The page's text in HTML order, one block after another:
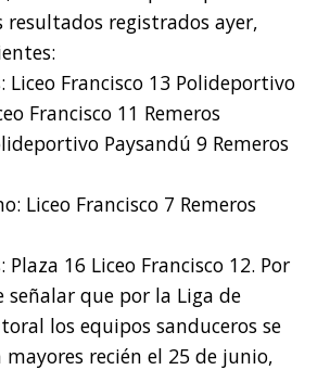
resultados registrados ayer,
Liceo Francisco 13 Polideportivo
Francisco 11 Remeros
Paysandú 9 Remeros
Liceo Francisco 7 Remeros
Plaza 16 Liceo Francisco 12. Por
que por la Liga de
los equipos sanduceros se
recién el 25 de junio,